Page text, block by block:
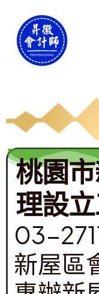
桃園
理設
03-
新屋區